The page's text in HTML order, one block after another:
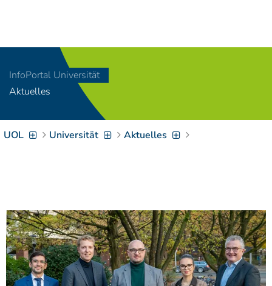
[Access-Key 8
Zum Inhalt springen
Zur Suche springen
[Access-Key 4]
Zur Hauptnavigation
9]
Zur
Brotkrumennavigation
springen[Access-Key
7
InfoPortal Universität
Aktuelles
UOL Universität Aktuelles